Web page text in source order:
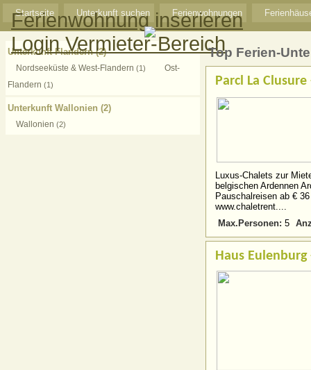
Ferienwohnung inserieren
Login Vermieter-Bereich
Startseite Unterkunft suchen Ferienwohnungen
Unterkunft Flandern(2)
Nordseeküste & West-Flandern (1)
Ost-
Flandern (1)
Unterkunft Wallonien (2)
Wallonien (2)
Top Ferien-
Parcl La
Luxus-Chalets zur
belgischen Ardennen
Pauschalreisen ab €
www.chaletrent....
Max.Personen:5
Haus